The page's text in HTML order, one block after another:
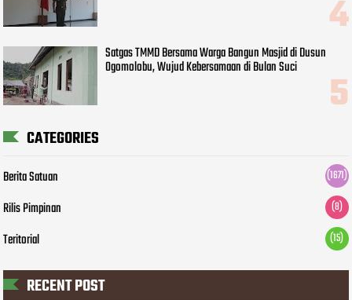
Satgas TMMD Bersama Warga Bangun Masjid di Dusun
Ogomolobu, Wujud Kebersamaan di Bulan Suci
CATEGORIES
Berita Satuan (1671)
Rilis Pimpinan (8)
Teritorial (15)
RECENT POST